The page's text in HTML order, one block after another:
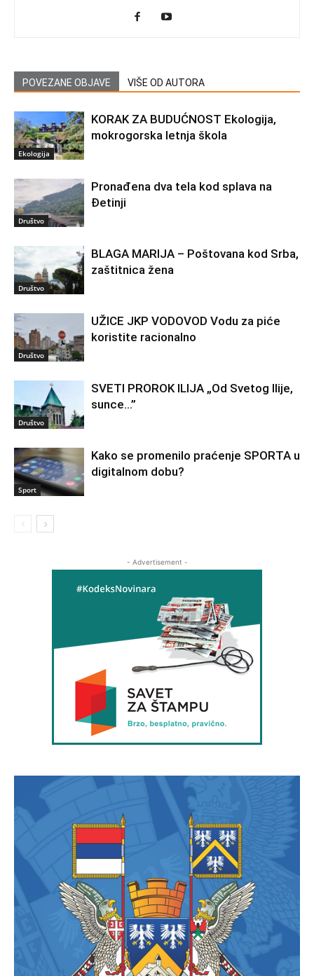
POVEZANE OBJAVE VIŠE OD AUTORA
Ekologija
KORAK ZA BUDUĆNOST Ekologija,
mokrogorska letnja škola
Društvo
Pronađena dva tela kod splava na
Đetinji
Društvo
BLAGA MARIJA – Poštovana kod Srba,
zaštitnica žena
Društvo
UŽICE JKP VODOVOD Vodu za piće
koristite racionalno
Društvo
SVETI PROROK ILIJA „Od Svetog Ilije,
sunce…”
Sport
Kako se promenilo praćenje SPORTA u
digitalnom dobu?
- Advertisement -